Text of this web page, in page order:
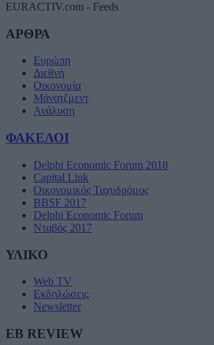
EURACTIV.com - Feeds
ΑΡΘΡΑ
Ευρώπη
Διεθνή
Οικονομία
Μάνατζμεντ
Ανάλυση
ΦΑΚΕΛΟΙ
Delphi Economic Forum 2018
Capital Link
Οικονομικός Ταχυδρόμος
BBSF 2017
Delphi Economic Forum
Νταβός 2017
ΥΛΙΚΟ
Web TV
Εκδηλώσεις
Newsletter
EB REVIEW